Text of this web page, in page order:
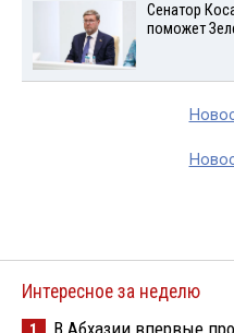
Сенатор
поможет
Интересное за неделю
В Абхазии впервые